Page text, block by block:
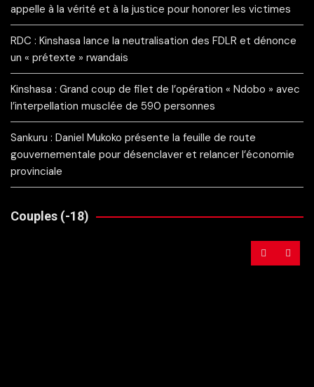
appelle à la vérité et à la justice pour honorer les victimes
RDC : Kinshasa lance la neutralisation des FDLR et dénonce
un « prétexte » rwandais
Kinshasa : Grand coup de filet de l’opération « Ndobo » avec
l’interpellation musclée de 590 personnes
Sankuru : Daniel Mukoko présente la feuille de route
gouvernementale pour désenclaver et relancer l’économie
provinciale
Couples (-18)